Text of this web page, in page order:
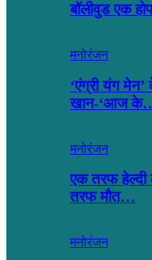
बॉलीवुड एक
मनोरंजन
‘एंग्री यंग
खान-‘आज
मनोरंजन
एक तरफ हेल्दी
तरफ मौत…
मनोरंजन